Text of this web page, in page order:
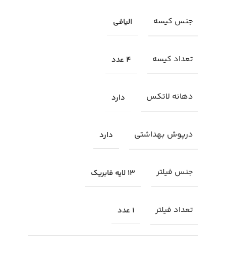
جنس کیسه الیافی
تعداد کیسه 4 عدد
دهانه لاتکس دارد
درپوش بهداشتی دارد
جنس فیلتر 13 لایه فابریک
تعداد فیلتر 1 عدد